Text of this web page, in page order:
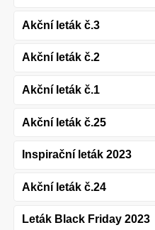
Akční leták č.3
Akční leták č.2
Akční leták č.1
Akční leták č.25
Inspirační leták 2023
Akční leták č.24
Leták Black Friday 2023